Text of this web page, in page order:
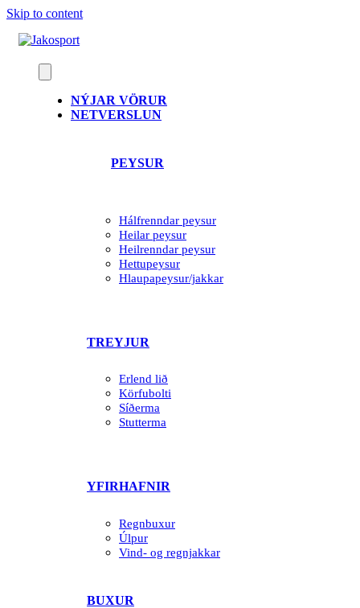
Skip to content
NÝJAR VÖRUR
NETVERSLUN
PEYSUR
Hálfrenndar peysur
Heilar peysur
Heilrenndar peysur
Hettupeysur
Hlaupapeysur/jakkar
TREYJUR
Erlend lið
Körfubolti
Síðerma
Stutterma
YFIRHAFNIR
Regnbuxur
Úlpur
Vind- og regnjakkar
BUXUR